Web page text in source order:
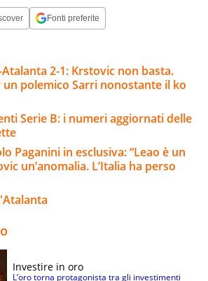
Fonti preferite
2-1: Krstovic non basta.
polemico Sarri nonostante il ko
Serie B: i numeri aggiornati delle
Paganini in esclusiva: “Leao è un
un’anomalia. L’Italia ha perso
Investire in oro
L’oro torna protagonista tra gli investimenti